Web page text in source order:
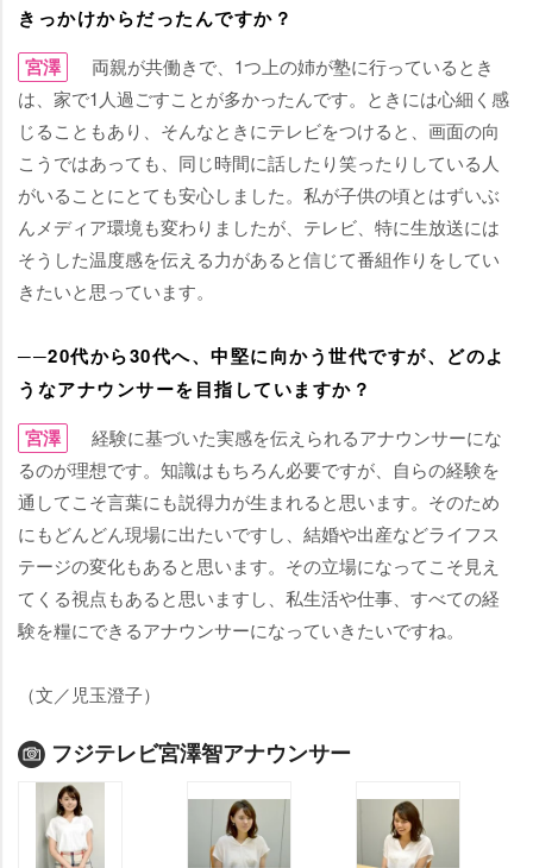
きっかけからだったんですか？
宮澤
両親が共働きで、1つ上の姉が塾に行っているとき
は、家で1人過ごすことが多かったんです。ときには心細く感
じることもあり、そんなときにテレビをつけると、画面の向
こうではあっても、同じ時間に話したり笑ったりしている人
がいることにとても安心しました。私が子供の頃とはずいぶ
んメディア環境も変わりましたが、テレビ、特に生放送には
そうした温度感を伝える力があると信じて番組作りをしてい
きたいと思っています。
──20代から30代へ、中堅に向かう世代ですが、どのよ
うなアナウンサーを目指していますか？
宮澤
経験に基づいた実感を伝えられるアナウンサーにな
るのが理想です。知識はもちろん必要ですが、自らの経験を
通してこそ言葉にも説得力が生まれると思います。そのため
にもどんどん現場に出たいですし、結婚や出産などライフス
テージの変化もあると思います。その立場になってこそ見え
てくる視点もあると思いますし、私生活や仕事、すべての経
験を糧にできるアナウンサーになっていきたいですね。
（文／児玉澄子）
フジテレビ宮澤智アナウンサー